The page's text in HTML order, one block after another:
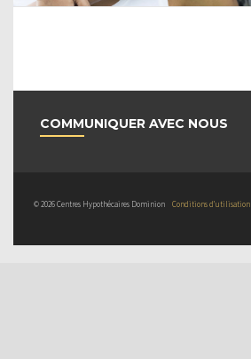
COMMUNIQUER AVEC NOUS
© 2026 Centres Hypothécaires Dominion Conditions d’utilisation